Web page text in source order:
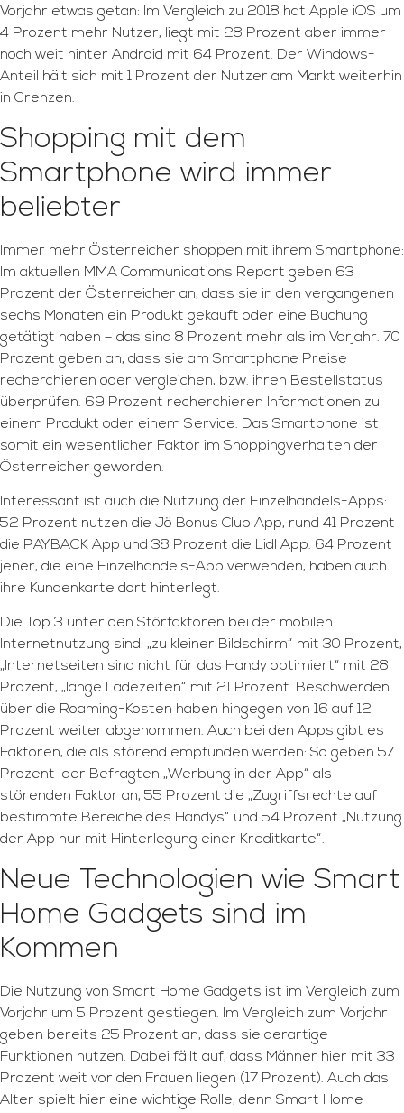
Vorjahr etwas getan: Im Vergleich zu 2018 hat Apple iOS um
4 Prozent mehr Nutzer, liegt mit 28 Prozent aber immer
noch weit hinter Android mit 64 Prozent. Der Windows-
Anteil hält sich mit 1 Prozent der Nutzer am Markt weiterhin
in Grenzen.
Shopping mit dem
Smartphone wird immer
beliebter
Immer mehr Österreicher shoppen mit ihrem Smartphone:
Im aktuellen MMA Communications Report geben 63
Prozent der Österreicher an, dass sie in den vergangenen
sechs Monaten ein Produkt gekauft oder eine Buchung
getätigt haben – das sind 8 Prozent mehr als im Vorjahr. 70
Prozent geben an, dass sie am Smartphone Preise
recherchieren oder vergleichen, bzw. ihren Bestellstatus
überprüfen. 69 Prozent recherchieren Informationen zu
einem Produkt oder einem Service. Das Smartphone ist
somit ein wesentlicher Faktor im Shoppingverhalten der
Österreicher geworden.
Interessant ist auch die Nutzung der Einzelhandels-Apps:
52 Prozent nutzen die Jö Bonus Club App, rund 41 Prozent
die PAYBACK App und 38 Prozent die Lidl App. 64 Prozent
jener, die eine Einzelhandels-App verwenden, haben auch
ihre Kundenkarte dort hinterlegt.
Die Top 3 unter den Störfaktoren bei der mobilen
Internetnutzung sind: „zu kleiner Bildschirm“ mit 30 Prozent,
„Internetseiten sind nicht für das Handy optimiert“ mit 28
Prozent, „lange Ladezeiten“ mit 21 Prozent. Beschwerden
über die Roaming-Kosten haben hingegen von 16 auf 12
Prozent weiter abgenommen. Auch bei den Apps gibt es
Faktoren, die als störend empfunden werden: So geben 57
Prozent der Befragten „Werbung in der App“ als
störenden Faktor an, 55 Prozent die „Zugriffsrechte auf
bestimmte Bereiche des Handys“ und 54 Prozent „Nutzung
der App nur mit Hinterlegung einer Kreditkarte“.
Neue Technologien wie Smart
Home Gadgets sind im
Kommen
Die Nutzung von Smart Home Gadgets ist im Vergleich zum
Vorjahr um 5 Prozent gestiegen. Im Vergleich zum Vorjahr
geben bereits 25 Prozent an, dass sie derartige
Funktionen nutzen. Dabei fällt auf, dass Männer hier mit 33
Prozent weit vor den Frauen liegen (17 Prozent). Auch das
Alter spielt hier eine wichtige Rolle, denn Smart Home